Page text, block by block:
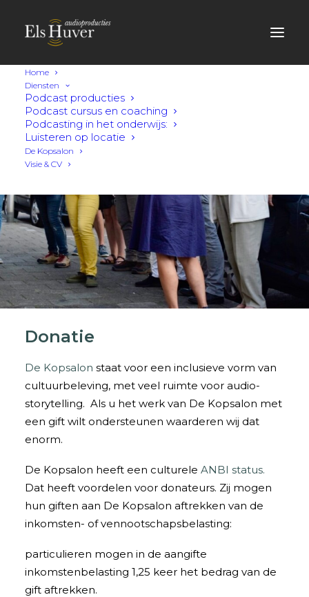
Home
Diensten
Podcast producties
Podcast cursus en coaching
Podcasting in het onderwijs:
Luisteren op locatie
De Kopsalon
Visie & CV
Donatie
De Kopsalon staat voor een inclusieve vorm van
cultuurbeleving, met veel ruimte voor audio-
storytelling. Als u het werk van De Kopsalon met
een gift wilt ondersteunen waarderen wij dat
enorm.
De Kopsalon heeft een culturele ANBI status.
Dat heeft voordelen voor donateurs. Zij mogen
hun giften aan De Kopsalon aftrekken van de
inkomsten- of vennootschapsbelasting:
particulieren mogen in de aangifte
inkomstenbelasting 1,25 keer het bedrag van de
gift aftrekken.